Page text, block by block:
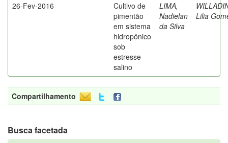
26-Fev-2016
Cultivo de
pimentão
em sistema
hidropônico
sob
estresse
salino
LIMA,
Nadielan
da Silva
Lilia
Compartilhamento
Busca facetada